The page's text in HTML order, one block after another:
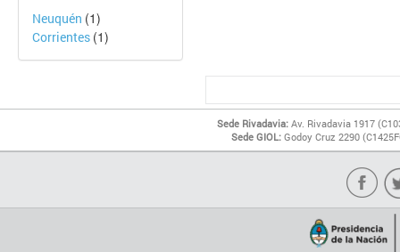
Neuquén (1)
Corrientes (1)
Sede Rivadavia: Av. Rivadavia 1917
Sede GIOL: Godoy Cruz 2290